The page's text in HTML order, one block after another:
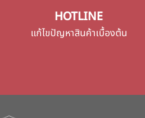
HOTLINE
แก้ไขปัญหาสินค้าเบื้องต้น